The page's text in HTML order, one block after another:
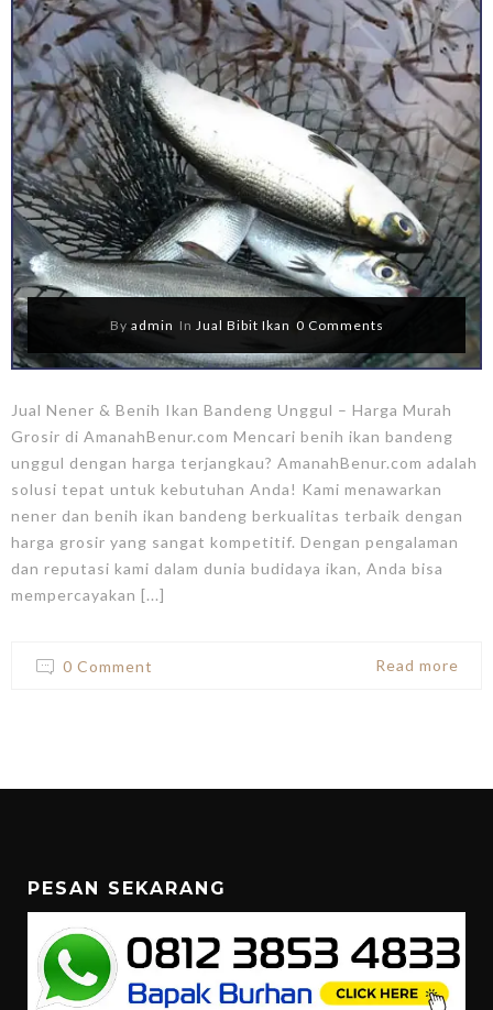
By admin In Jual Bibit Ikan 0 Comments
Jual Nener & Benih Ikan Bandeng Unggul – Harga Murah
Grosir di AmanahBenur.com Mencari benih ikan bandeng
unggul dengan harga terjangkau? AmanahBenur.com adalah
solusi tepat untuk kebutuhan Anda! Kami menawarkan
nener dan benih ikan bandeng berkualitas terbaik dengan
harga grosir yang sangat kompetitif. Dengan pengalaman
dan reputasi kami dalam dunia budidaya ikan, Anda bisa
mempercayakan [...]
0 Comment Read more
PESAN SEKARANG